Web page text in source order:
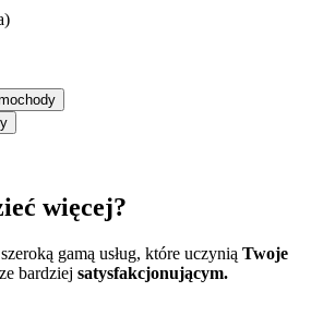
więcej?
gamą usług, które uczynią Twoje
bardziej satysfakcjonującym.